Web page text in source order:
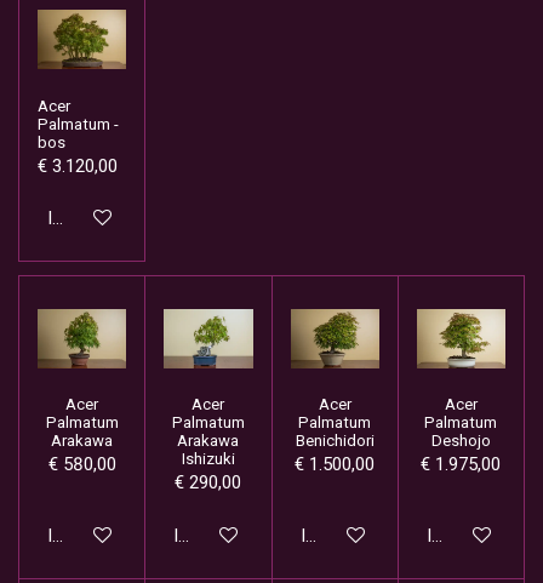
Acer
Palmatum -
bos
€ 3.120,00
In winkelwagen
Acer
Palmatum
Arakawa
€ 580,00
In winkelwagen
Acer
Palmatum
Arakawa
Ishizuki
€ 290,00
In winkelwagen
Acer
Palmatum
Benichidori
€ 1.500,00
In winkelwagen
Acer
Palmatum
Deshojo
€ 1.975,00
In